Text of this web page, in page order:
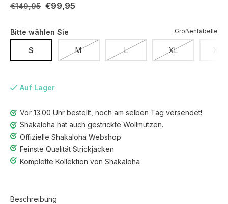
€149,95 €99,95
Bitte wählen Sie
S M L XL XXL
Größentabelle
Auf Lager
Vor 13:00 Uhr bestellt, noch am selben Tag versendet!
Shakaloha hat auch gestrickte Wollmützen.
Offizielle Shakaloha Webshop
Feinste Qualität Strickjacken
Komplette Kollektion von Shakaloha
Beschreibung